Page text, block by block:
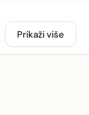
Prikaži više